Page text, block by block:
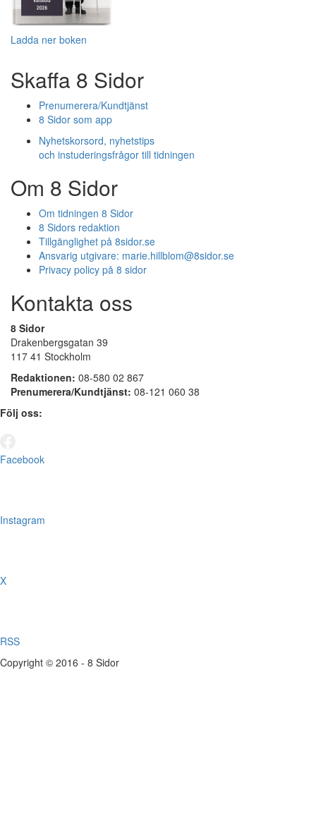
Ladda ner boken
Skaffa 8 Sidor
Prenumerera/Kundtjänst
8 Sidor som app
Nyhetskorsord, nyhetstips
och instuderingsfrågor till tidningen
Om 8 Sidor
Om tidningen 8 Sidor
8 Sidors redaktion
Tillgänglighet på 8sidor.se
Ansvarig utgivare: marie.hillblom@8sidor.se
Privacy policy på 8 sidor
Kontakta oss
8 Sidor
Drakenbergsgatan 39
117 41 Stockholm
Redaktionen: 08-580 02 867
Prenumerera/Kundtjänst: 08-121 060 38
Följ oss:
Facebook
Instagram
X
RSS
Copyright © 2016 - 8 Sidor